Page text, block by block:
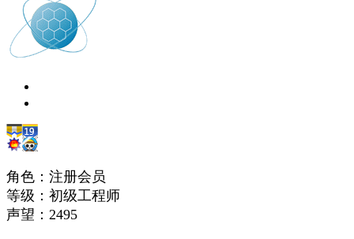
角色：注册会员
等级：初级工程师
声望： 2495